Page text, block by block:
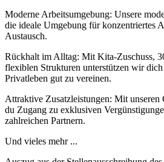
Moderne Arbeitsumgebung: Unsere
die ideale Umgebung für konzentriertes
Austausch.
Rückhalt im Alltag: Mit Kita-Zuschuss,
flexiblen Strukturen unterstützen wir
Privatleben gut zu vereinen.
Attraktive Zusatzleistungen: Mit unseren
du Zugang zu exklusiven
zahlreichen Partnern.
Und vieles mehr ...